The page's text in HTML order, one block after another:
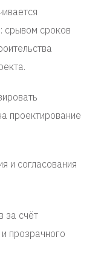
срывом сроков
проектирование
и согласования
за счёт
прозрачного